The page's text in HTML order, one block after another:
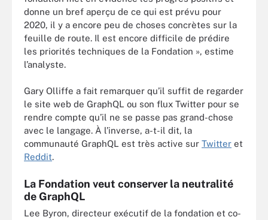
donne un bref aperçu de ce qui est prévu pour
2020, il y a encore peu de choses concrètes sur la
feuille de route. Il est encore difficile de prédire
les priorités techniques de la Fondation », estime
l’analyste.
Gary Olliffe a fait remarquer qu’il suffit de regarder
le site web de GraphQL ou son flux Twitter pour se
rendre compte qu’il ne se passe pas grand-chose
avec le langage. À l’inverse, a-t-il dit, la
communauté GraphQL est très active sur Twitter et
Reddit.
La Fondation veut conserver la neutralité
de GraphQL
Lee Byron, directeur exécutif de la fondation et co-